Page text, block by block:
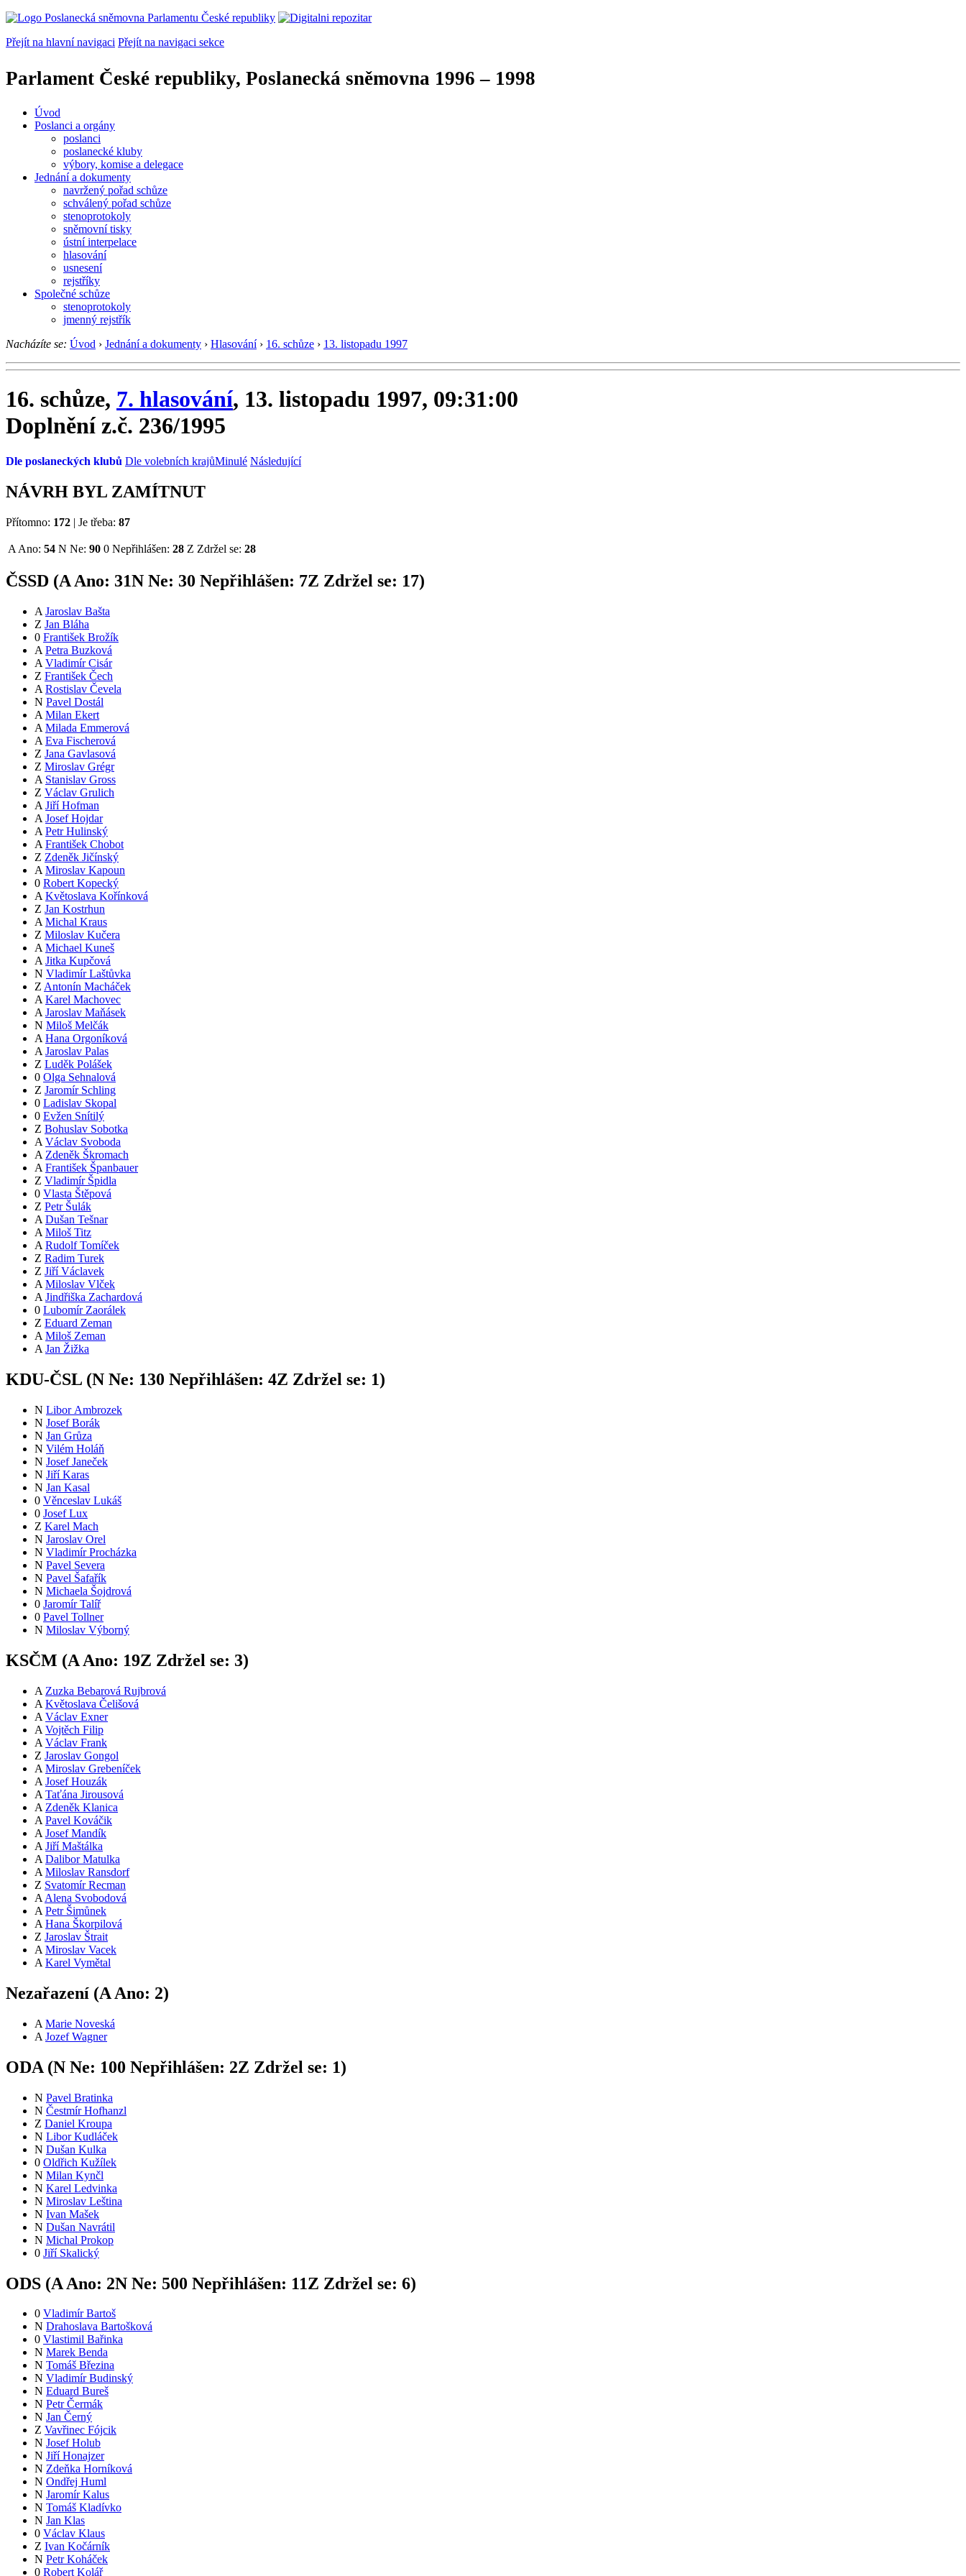
Přejít na hlavní navigaci Přejít na navigaci sekce
Parlament České republiky, Poslanecká sněmovna 1996 – 1998
Úvod
Poslanci a orgány
poslanci
poslanecké kluby
výbory, komise a delegace
Jednání a dokumenty
navržený pořad schůze
schválený pořad schůze
stenoprotokoly
sněmovní tisky
ústní interpelace
hlasování
usnesení
rejstříky
Společné schůze
stenoprotokoly
jmenný rejstřík
Nacházíte se: Úvod › Jednání a dokumenty › Hlasování › 16. schůze › 13. listopadu 1997
16. schůze, 7. hlasování, 13. listopadu 1997, 09:31:00
Doplnění z.č. 236/1995
Dle poslaneckých klubů Dle volebních krajůMinulé Následující
NÁVRH BYL ZAMÍTNUT
Přítomno: 172 | Je třeba: 87
A Ano: 54 N Ne: 90 0 Nepřihlášen: 28 Z Zdržel se: 28
ČSSD (AAno: 31N Ne: 30 Nepřihlášen: 7Z Zdržel se: 17)
A Jaroslav Bašta
Z Jan Bláha
0 František Brožík
A Petra Buzková
A Vladimír Cisár
Z František Čech
A Rostislav Čevela
N Pavel Dostál
A Milan Ekert
A Milada Emmerová
A Eva Fischerová
Z Jana Gavlasová
Z Miroslav Grégr
A Stanislav Gross
Z Václav Grulich
A Jiří Hofman
A Josef Hojdar
A Petr Hulinský
A František Chobot
Z Zdeněk Jičínský
A Miroslav Kapoun
0 Robert Kopecký
A Květoslava Kořínková
Z Jan Kostrhun
A Michal Kraus
Z Miloslav Kučera
A Michael Kuneš
A Jitka Kupčová
N Vladimír Laštůvka
Z Antonín Macháček
A Karel Machovec
A Jaroslav Maňásek
N Miloš Melčák
A Hana Orgoníková
A Jaroslav Palas
Z Luděk Polášek
0 Olga Sehnalová
Z Jaromír Schling
0 Ladislav Skopal
0 Evžen Snítilý
Z Bohuslav Sobotka
A Václav Svoboda
A Zdeněk Škromach
A František Španbauer
Z Vladimír Špidla
0 Vlasta Štěpová
Z Petr Šulák
A Dušan Tešnar
A Miloš Titz
A Rudolf Tomíček
Z Radim Turek
Z Jiří Václavek
A Miloslav Vlček
A Jindřiška Zachardová
0 Lubomír Zaorálek
Z Eduard Zeman
A Miloš Zeman
A Jan Žižka
KDU-ČSL (N Ne: 130 Nepřihlášen: 4Z Zdržel se: 1)
N Libor Ambrozek
N Josef Borák
N Jan Grůza
N Vilém Holáň
N Josef Janeček
N Jiří Karas
N Jan Kasal
0 Věnceslav Lukáš
0 Josef Lux
Z Karel Mach
N Jaroslav Orel
N Vladimír Procházka
N Pavel Severa
N Pavel Šafařík
N Michaela Šojdrová
0 Jaromír Talíř
0 Pavel Tollner
N Miloslav Výborný
KSČM (A Ano: 19Z Zdržel se: 3)
A Zuzka Bebarová Rujbrová
A Květoslava Čelišová
A Václav Exner
A Vojtěch Filip
A Václav Frank
Z Jaroslav Gongol
A Miroslav Grebeníček
A Josef Houzák
A Taťána Jirousová
A Zdeněk Klanica
A Pavel Kováčik
A Josef Mandík
A Jiří Maštálka
A Dalibor Matulka
A Miloslav Ransdorf
Z Svatomír Recman
A Alena Svobodová
A Petr Šimůnek
A Hana Škorpilová
Z Jaroslav Štrait
A Miroslav Vacek
A Karel Vymětal
Nezařazení (A Ano: 2)
A Marie Noveská
A Jozef Wagner
ODA (N Ne: 100 Nepřihlášen: 2Z Zdržel se: 1)
N Pavel Bratinka
N Čestmír Hofhanzl
Z Daniel Kroupa
N Libor Kudláček
N Dušan Kulka
0 Oldřich Kužílek
N Milan Kynčl
N Karel Ledvinka
N Miroslav Leština
N Ivan Mašek
N Dušan Navrátil
N Michal Prokop
0 Jiří Skalický
ODS (A Ano: 2N Ne: 500 Nepřihlášen: 11Z Zdržel se: 6)
0 Vladimír Bartoš
N Drahoslava Bartošková
0 Vlastimil Bařinka
N Marek Benda
N Tomáš Březina
N Vladimír Budinský
N Eduard Bureš
N Petr Čermák
N Jan Černý
Z Vavřinec Fójcik
N Josef Holub
N Jiří Honajzer
N Zdeňka Horníková
N Ondřej Huml
N Jaromír Kalus
N Tomáš Kladívko
N Jan Klas
0 Václav Klaus
Z Ivan Kočárník
N Petr Koháček
0 Robert Kolář